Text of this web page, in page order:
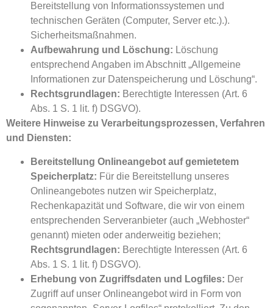
Bereitstellung von Informationssystemen und
technischen Geräten (Computer, Server etc.).).
Sicherheitsmaßnahmen.
Aufbewahrung und Löschung: Löschung
entsprechend Angaben im Abschnitt „Allgemeine
Informationen zur Datenspeicherung und Löschung“.
Rechtsgrundlagen: Berechtigte Interessen (Art. 6
Abs. 1 S. 1 lit. f) DSGVO).
Weitere Hinweise zu Verarbeitungsprozessen, Verfahren
und Diensten:
Bereitstellung Onlineangebot auf gemietetem
Speicherplatz: Für die Bereitstellung unseres
Onlineangebotes nutzen wir Speicherplatz,
Rechenkapazität und Software, die wir von einem
entsprechenden Serveranbieter (auch „Webhoster“
genannt) mieten oder anderweitig beziehen;
Rechtsgrundlagen: Berechtigte Interessen (Art. 6
Abs. 1 S. 1 lit. f) DSGVO).
Erhebung von Zugriffsdaten und Logfiles: Der
Zugriff auf unser Onlineangebot wird in Form von